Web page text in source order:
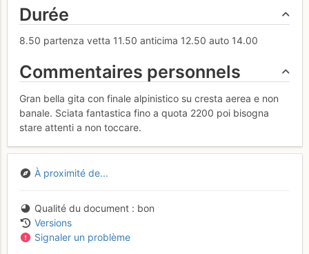
Durée
8.50 partenza vetta 11.50 anticima 12.50 auto 14.00
Commentaires personnels
Gran bella gita con finale alpinistico su cresta aerea e non
banale. Sciata fantastica fino a quota 2200 poi bisogna
stare attenti a non toccare.
À proximité de...
Qualité du document
bon
Versions
Signaler un problème